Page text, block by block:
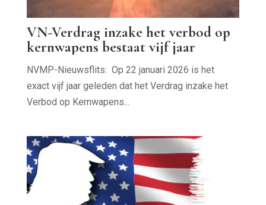
VN-Verdrag inzake het verbod op
kernwapens bestaat vijf jaar
NVMP-Nieuwsflits: Op 22 januari 2026 is het
exact vijf jaar geleden dat het Verdrag inzake het
Verbod op Kernwapens...